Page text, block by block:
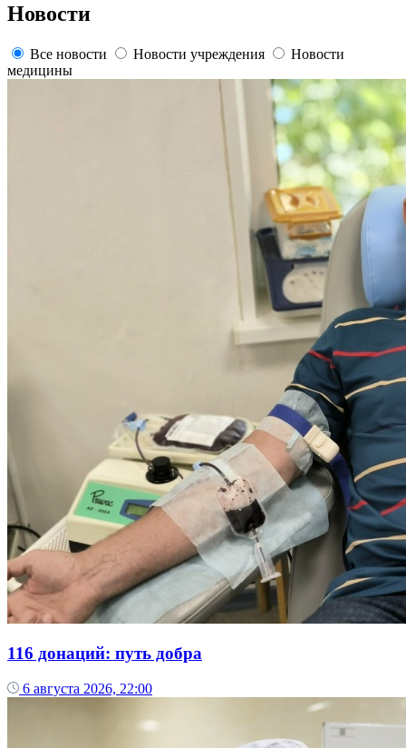
Новости
Все новости Новости учреждения
Новости
медицины
116 донаций: путь добра
6 августа 2026, 22:00